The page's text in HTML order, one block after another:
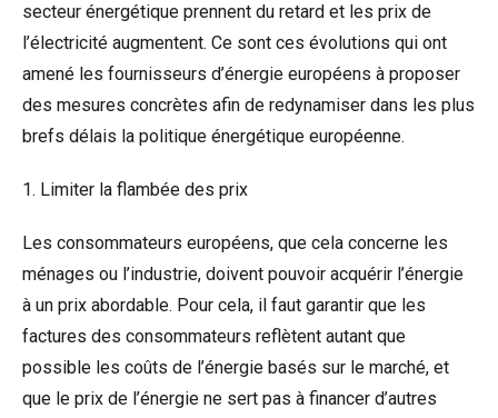
secteur énergétique prennent du retard et les prix de
l’électricité augmentent. Ce sont ces évolutions qui ont
amené les fournisseurs d’énergie européens à proposer
des mesures concrètes afin de redynamiser dans les plus
brefs délais la politique énergétique européenne.
1. Limiter la flambée des prix
Les consommateurs européens, que cela concerne les
ménages ou l’industrie, doivent pouvoir acquérir l’énergie
à un prix abordable. Pour cela, il faut garantir que les
factures des consommateurs reflètent autant que
possible les coûts de l’énergie basés sur le marché, et
que le prix de l’énergie ne sert pas à financer d’autres